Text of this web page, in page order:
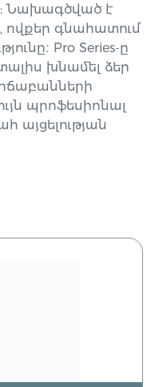
Նախագծված է
գնահատում
Pro Series-ը
խնամել ձեր
պրոֆեսիոնալ
այցելության